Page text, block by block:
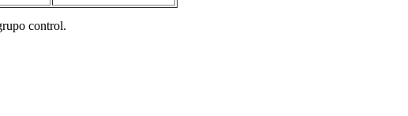
control.